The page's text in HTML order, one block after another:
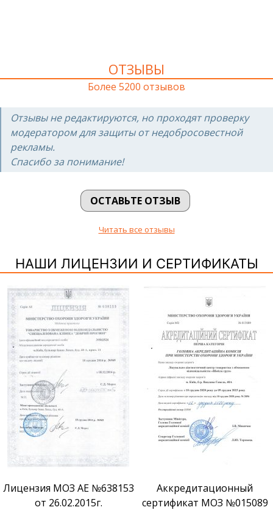
ОТЗЫВЫ
Более 5200 отзывов
Отзывы не редактируются, но проходят проверку
модератором для защиты от недобросовестной
рекламы.
Спасибо за понимание!
ОСТАВЬТЕ ОТЗЫВ
Читать все отзывы
НАШИ ЛИЦЕНЗИИ И СЕРТИФИКАТЫ
Аккредитационный
сертификат МОЗ №015089
Сертификат признания ВМ